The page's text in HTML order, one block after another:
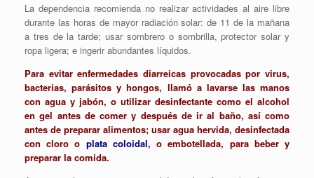
La dependencia recomienda no realizar actividades al aire libre
durante las horas de mayor radiación solar: de 11 de la mañana
a tres de la tarde; usar sombrero o sombrilla, protector solar y
ropa ligera; e ingerir abundantes líquidos.
Para evitar enfermedades diarreicas provocadas por virus,
bacterias, parásitos y hongos, llamó a lavarse las manos
con agua y jabón, o utilizar desinfectante como el alcohol
en gel antes de comer y después de ir al baño, así como
antes de preparar alimentos; usar agua hervida, desinfectada
con cloro o plata coloidal, o embotellada, para beber y
preparar la comida.